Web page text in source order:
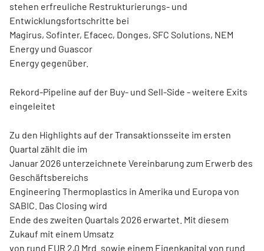
stehen erfreuliche Restrukturierungs- und
Entwicklungsfortschritte bei
Magirus, Sofinter, Efacec, Donges, SFC Solutions, NEM
Energy und Guascor
Energy gegenüber.
Rekord-Pipeline auf der Buy- und Sell-Side - weitere Exits
eingeleitet
Zu den Highlights auf der Transaktionsseite im ersten
Quartal zählt die im
Januar 2026 unterzeichnete Vereinbarung zum Erwerb des
Geschäftsbereichs
Engineering Thermoplastics in Amerika und Europa von
SABIC. Das Closing wird
Ende des zweiten Quartals 2026 erwartet. Mit diesem
Zukauf mit einem Umsatz
von rund EUR 2,0 Mrd. sowie einem Eigenkapital von rund